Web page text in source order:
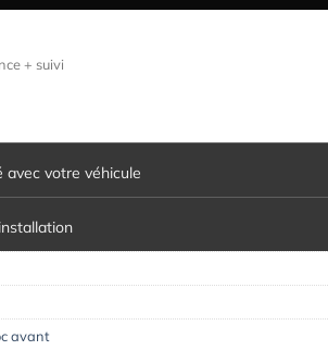
+ suivi
votre véhicule
avant